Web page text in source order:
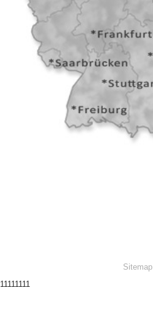
Sitemap
11111111